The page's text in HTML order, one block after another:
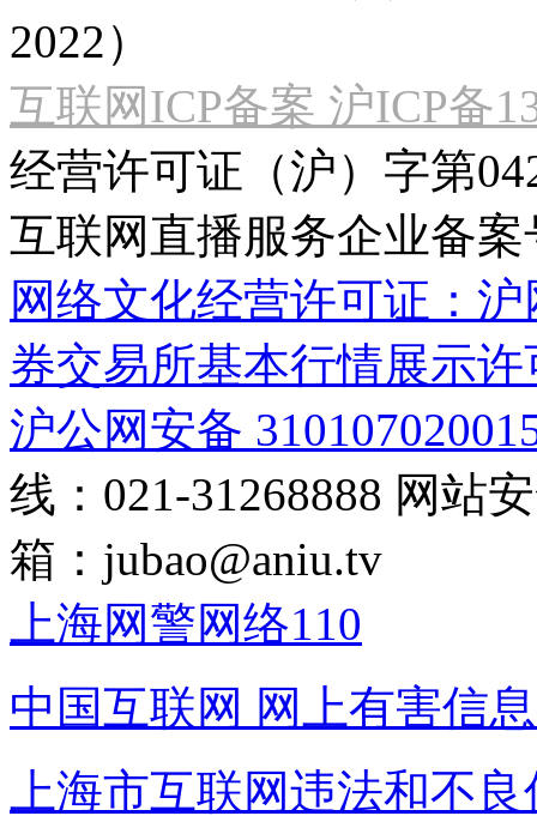
2022）
互联网ICP备案 沪ICP备
经营许可证（沪）字第
互联网直播服务企业备案
网络文化经营许可证：
券交易所基本行情展示许
沪公网安备
线：021-31268888 网站
箱： jubao@aniu.tv
上海网警网络110
中国互联网 网上有害信
上海市互联网违法和不